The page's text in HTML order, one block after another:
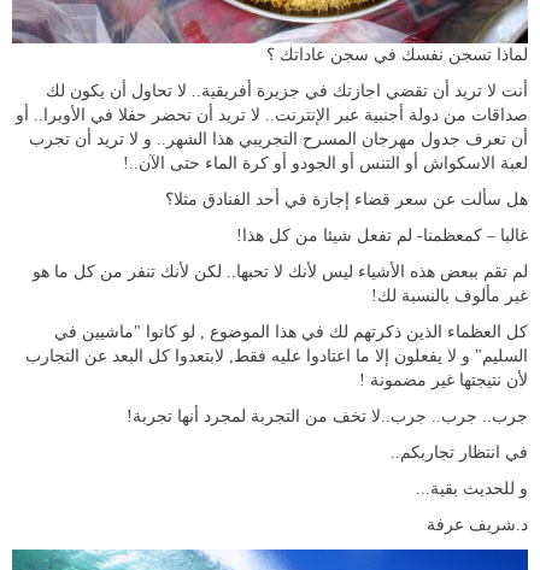
لماذا تسجن نفسك في سجن عاداتك ؟
أنت لا تريد أن تقضي اجازتك في جزيرة أفريقية.. لا تحاول أن يكون لك
صداقات من دولة أجنبية عبر الإنترنت.. لا تريد أن تحضر حفلا في الأوبرا.. أو
أن تعرف جدول مهرجان المسرح التجريبي هذا الشهر.. و لا تريد أن تجرب
لعبة الاسكواش أو التنس أو الجودو أو كرة الماء حتى الآن..!
هل سألت عن سعر قضاء إجازة في أحد الفنادق مثلا؟
غالبا – كمعظمنا- لم تفعل شيئا من كل هذا!
لم تقم ببعض هذه الأشياء ليس لأنك لا تحبها.. لكن لأنك تنفر من كل ما هو
غير مألوف بالنسبة لك!
كل العظماء الذين ذكرتهم لك في هذا الموضوع , لو كانوا "ماشيين في
السليم" و لا يفعلون إلا ما اعتادوا عليه فقط, لابتعدوا كل البعد عن التجارب
لأن نتيجتها غير مضمونة !
جرب.. جرب.. جرب..لا تخف من التجربة لمجرد أنها تجربة!
في انتظار تجاربكم..
و للحديث بقية...
د.شريف عرفة